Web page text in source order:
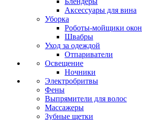
Аксессуары для вина
Уборка
Роботы-мойщики окон
Швабры
Уход за одеждой
Отпариватели
Освещение
Ночники
Электробритвы
Фены
Выпрямители для волос
Массажеры
Зубные щетки